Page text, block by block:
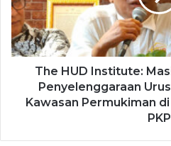
The HUD Institute:
Penyelenggaraan
Kawasan Permukiman
PKP